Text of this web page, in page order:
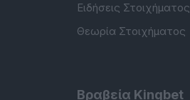
Ειδήσεις Στοιχήματος
Θεωρία Στοιχήματος
Βραβεία Kingbet